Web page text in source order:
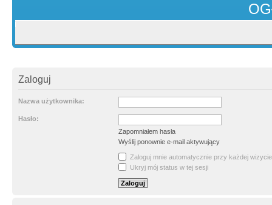
Zaloguj
Nazwa użytkownika:
Hasło:
Zapomniałem hasła
Wyślij ponownie e-mail aktywujący
Zaloguj mnie automatycznie przy każdej wizycie
Ukryj mój status w tej sesji